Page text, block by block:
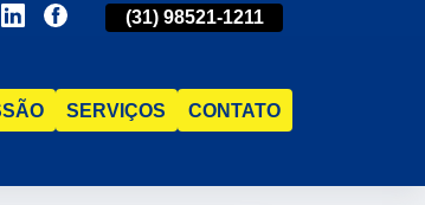
5031 (31) 98521-1211
SERVIÇOS CONTATO